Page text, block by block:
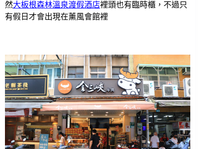
然大板根森林溫泉渡假酒店裡頭也有臨時櫃，不過只
有假日才會出現在薰風會館裡